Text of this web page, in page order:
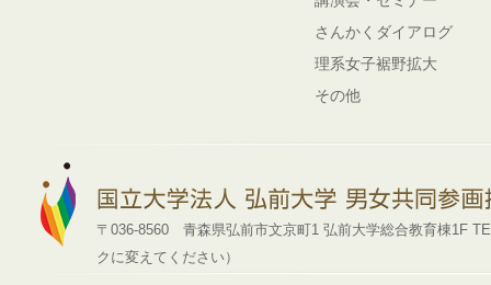
さんかくダイアログ
理系女子裾野拡大
その他
〒036-8560 青森県弘前市文京町1 弘前大学総合教育棟1F
クに変えてください）